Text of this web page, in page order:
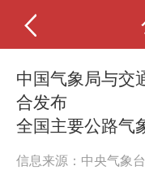
中国气象局与交
合发布
全国主要公路气
信息来源：中央气象台